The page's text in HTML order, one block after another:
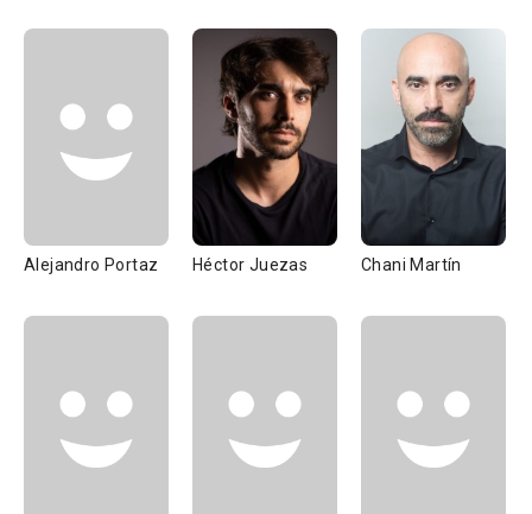
Alejandro Portaz Héctor Juezas Chani Martín